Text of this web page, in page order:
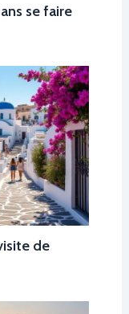
se faire
de